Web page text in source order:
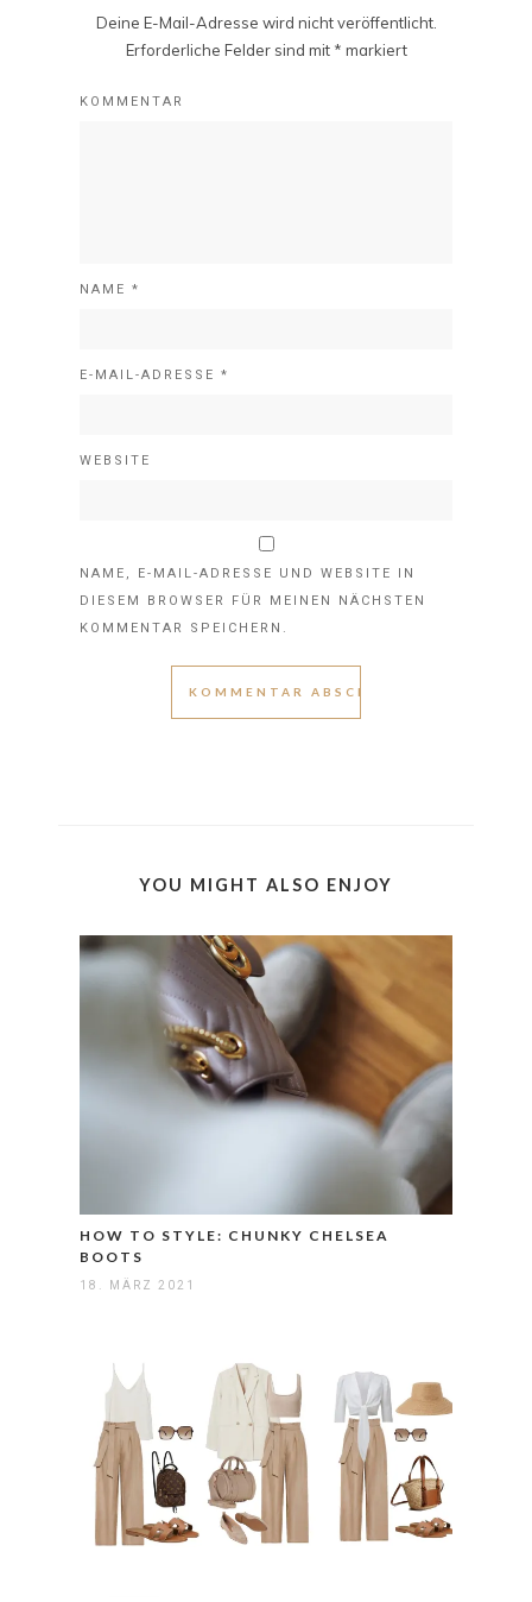
Deine E-Mail-Adresse wird nicht veröffentlicht.
Erforderliche Felder sind mit * markiert
KOMMENTAR
NAME *
E-MAIL-ADRESSE *
WEBSITE
NAME, E-MAIL-ADRESSE UND WEBSITE IN
DIESEM BROWSER FÜR MEINEN NÄCHSTEN
KOMMENTAR SPEICHERN.
YOU MIGHT ALSO ENJOY
HOW TO STYLE: CHUNKY CHELSEA
BOOTS
18. MÄRZ 2021